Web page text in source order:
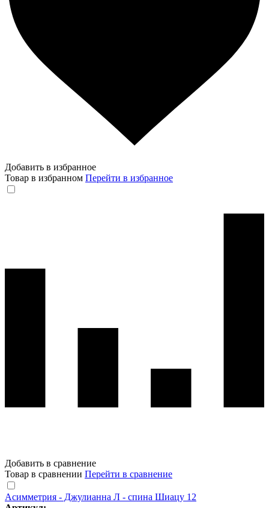
Добавить в избранное
Товар в избранном Перейти в избранное
Добавить в сравнение
Товар в сравнении Перейти в сравнение
Асимметрия - Джулианна Л - спина Шиацу 12